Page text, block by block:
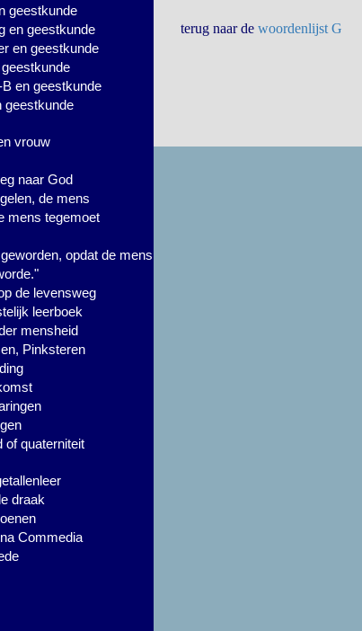
geestkunde
en geestkunde
en geestkunde
en geestkunde
geestkunde
vrouw
naar God
de mens
mens tegemoet
opdat de mens
de levensweg
leerboek
mensheid
Pinksteren
of quaterniteit
draak
Commedia
terug naar de woordenlijst G